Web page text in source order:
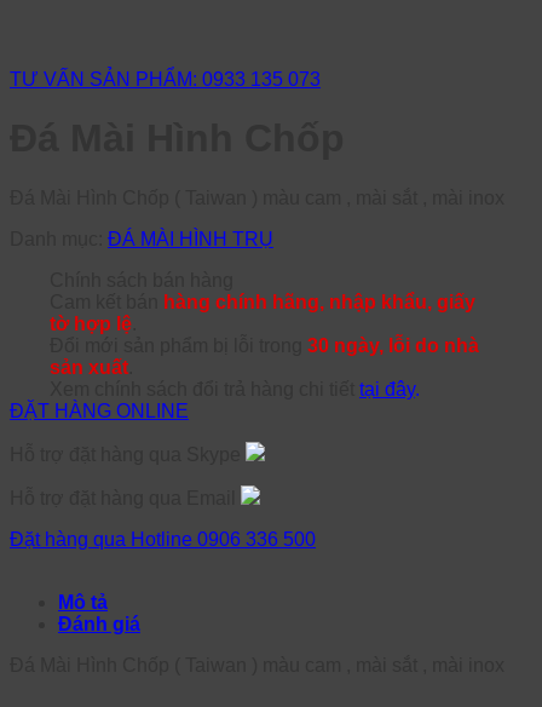
TƯ VẤN SẢN PHẨM: 0933 135 073
ĐÁ MÀI HÌNH TRỤ
hàng chính hãng, nhập khẩu, giấy
tờ hợp lệ
30 ngày, lỗi do nhà
sản xuất
tại đây.
ĐẶT HÀNG ONLINE
Đặt hàng qua Hotline 0906 336 500
Mô tả
Đánh giá